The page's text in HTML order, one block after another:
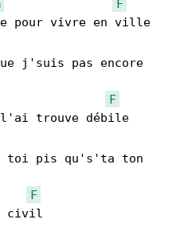
F
pour vivre en ville
j'suis pas encore
F
trouve débile
toi pis qu's'ta ton
F
civil